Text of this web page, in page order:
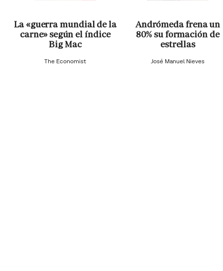
La «guerra mundial de la
carne» según el índice
Big Mac
The Economist
Andrómeda frena un
80% su formación de
estrellas
José Manuel Nieves